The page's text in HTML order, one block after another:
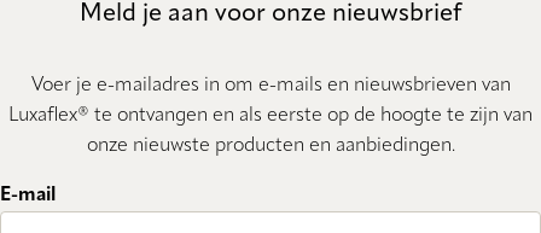
Meld je aan voor onze nieuwsbrief
Voer je e-mailadres in om e-mails en nieuwsbrieven van
Luxaflex® te ontvangen en als eerste op de hoogte te zijn van
onze nieuwste producten en aanbiedingen.
E-mail